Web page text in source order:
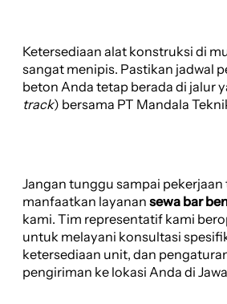
Ketersediaan alat konstruksi di
sangat menipis. Pastikan jadwal
beton Anda tetap berada di jalur
track) bersama PT Mandala
Jangan tunggu sampai pekerjaan
manfaatkan layanan sewa bar
kami. Tim representatif kami
untuk melayani konsultasi
ketersediaan unit, dan
pengiriman ke lokasi Anda di